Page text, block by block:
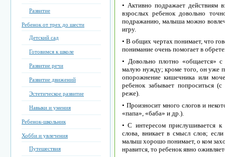
Развитие
Ребенок от трех до шести
Детский сад
Готовимся к школе
Развитие речи
Развитие движений
Эстетическое развитие
Навыки и умения
Ребенок-школьник
Хобби и увлечения
Путешествия
• Активно подражает действиям
взрослых ребенок довольно
подражанию, малыша можно
игру.
• В общих чертах понимает, что
понимание очень помогает в
• Довольно плотно «общается»
малую нужду; кроме того, он уже
опорожнение кишечника или
ребенок забывает попроситься
реже).
• Произносит много слогов и
«папа», «баба» и др.).
• С интересом прислушивается
слова, вникает в смысл слов;
малыш хорошо понимает, о ком
нравится, то ребенок явно